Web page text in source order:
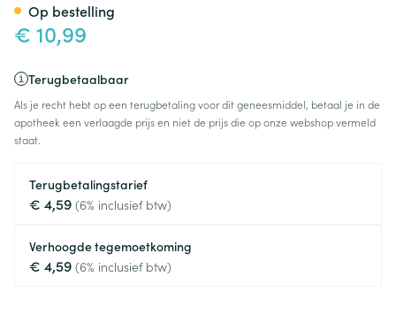
€ 10,99
Terugbetaalbaar
Als je recht hebt op een terugbetaling voor dit geneesmiddel, betaal je in de
apotheek een verlaagde prijs en niet de prijs die op onze webshop vermeld
staat.
Terugbetalingstarief
€ 4,59 (6% inclusief btw)
Verhoogde tegemoetkoming
€ 4,59 (6% inclusief btw)
Op bestelling